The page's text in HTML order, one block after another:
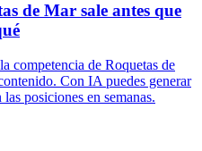
de Mar sale antes que
competencia de Roquetas de
Con IA puedes generar
posiciones en semanas.